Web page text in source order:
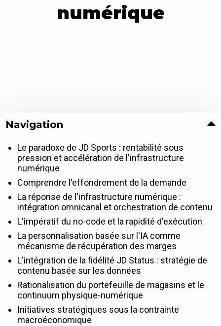
numérique
Navigation
Le paradoxe de JD Sports : rentabilité sous
pression et accélération de l'infrastructure
numérique
Comprendre l'effondrement de la demande
La réponse de l'infrastructure numérique :
intégration omnicanal et orchestration de contenu
L'impératif du no-code et la rapidité d'exécution
La personnalisation basée sur l'IA comme
mécanisme de récupération des marges
L'intégration de la fidélité JD Status : stratégie de
contenu basée sur les données
Rationalisation du portefeuille de magasins et le
continuum physique-numérique
Initiatives stratégiques sous la contrainte
macroéconomique